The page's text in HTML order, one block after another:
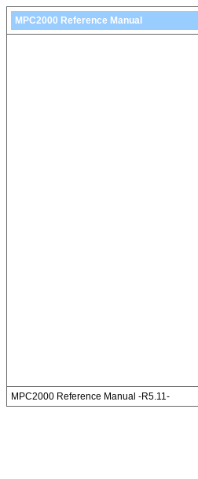
MPC2000 Reference Manual
MPC2000 Reference Manual -R5.11-